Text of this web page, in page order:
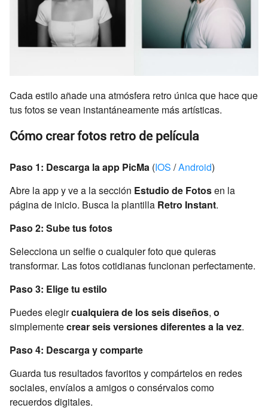
Cada estilo añade una atmósfera retro única que hace que
tus fotos se vean instantáneamente más artísticas.
Cómo crear fotos retro de película
Paso 1: Descarga la app PicMa (IOS /Android)
Abre la app y ve a la sección Estudio de Fotosen la
página de inicio. Busca la plantilla Retro Instant.
Paso 2: Sube tus fotos
Selecciona un selfie o cualquier foto que quieras
transformar. Las fotos cotidianas funcionan perfectamente.
Paso 3: Elige tu estilo
Puedes elegircualquiera de los seis diseños, o
simplementecrear seis versiones diferentes a la vez.
Paso 4: Descarga y comparte
Guarda tus resultados favoritos y compártelos en redes
sociales, envíalos a amigos o consérvalos como
recuerdos digitales.